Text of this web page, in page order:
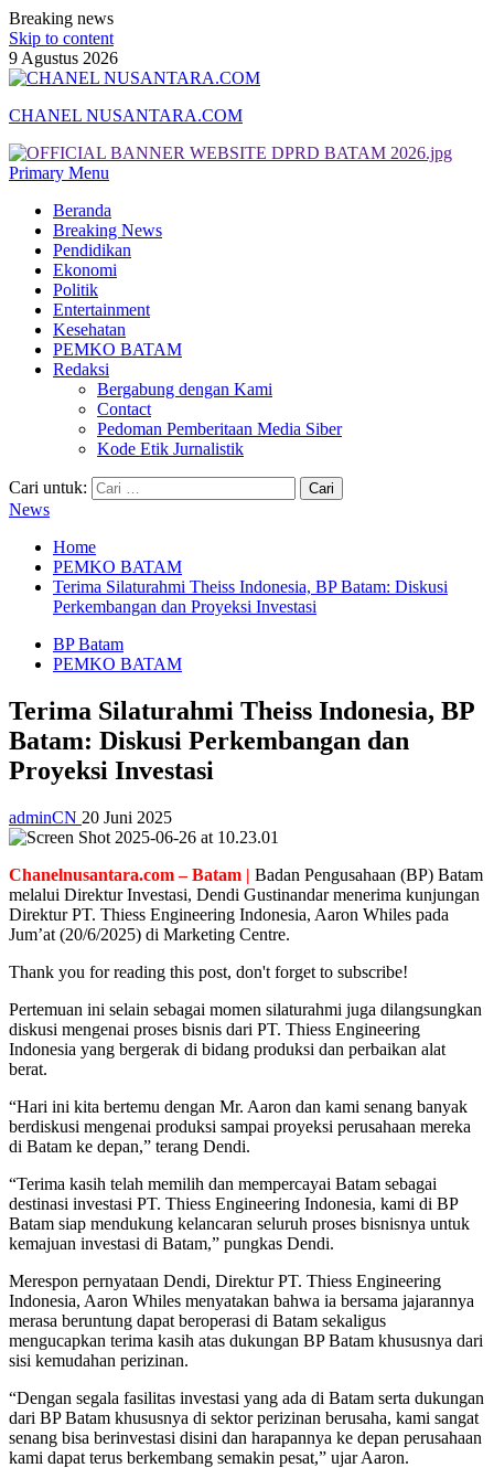
Breaking news
Skip to content
9 Agustus 2026
CHANEL NUSANTARA.COM
Primary Menu
Beranda
Breaking News
Pendidikan
Ekonomi
Politik
Entertainment
Kesehatan
PEMKO BATAM
Redaksi
Bergabung dengan Kami
Contact
Pedoman Pemberitaan Media Siber
Kode Etik Jurnalistik
Cari untuk:
News
Home
PEMKO BATAM
Terima Silaturahmi Theiss Indonesia, BP Batam: Diskusi
Perkembangan dan Proyeksi Investasi
BP Batam
PEMKO BATAM
Terima Silaturahmi Theiss Indonesia, BP
Batam: Diskusi Perkembangan dan
Proyeksi Investasi
adminCN 20 Juni 2025
Chanelnusantara.com – Batam | Badan Pengusahaan (BP) Batam
melalui Direktur Investasi, Dendi Gustinandar menerima kunjungan
Direktur PT. Thiess Engineering Indonesia, Aaron Whiles pada
Jum’at (20/6/2025) di Marketing Centre.
Thank you for reading this post, don't forget to subscribe!
Pertemuan ini selain sebagai momen silaturahmi juga dilangsungkan
diskusi mengenai proses bisnis dari PT. Thiess Engineering
Indonesia yang bergerak di bidang produksi dan perbaikan alat
berat.
“Hari ini kita bertemu dengan Mr. Aaron dan kami senang banyak
berdiskusi mengenai produksi sampai proyeksi perusahaan mereka
di Batam ke depan,” terang Dendi.
“Terima kasih telah memilih dan mempercayai Batam sebagai
destinasi investasi PT. Thiess Engineering Indonesia, kami di BP
Batam siap mendukung kelancaran seluruh proses bisnisnya untuk
kemajuan investasi di Batam,” pungkas Dendi.
Merespon pernyataan Dendi, Direktur PT. Thiess Engineering
Indonesia, Aaron Whiles menyatakan bahwa ia bersama jajarannya
merasa beruntung dapat beroperasi di Batam sekaligus
mengucapkan terima kasih atas dukungan BP Batam khususnya dari
sisi kemudahan perizinan.
“Dengan segala fasilitas investasi yang ada di Batam serta dukungan
dari BP Batam khususnya di sektor perizinan berusaha, kami sangat
senang bisa berinvestasi disini dan harapannya ke depan perusahaan
kami dapat terus berkembang semakin pesat,” ujar Aaron.